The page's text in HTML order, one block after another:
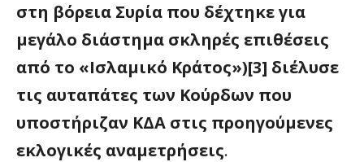
στη βόρεια Συρία που δέχτηκε για
μεγάλο διάστημα σκληρές επιθέσεις
από το «Ισλαμικό Κράτος»)[3] διέλυσε
τις αυταπάτες των Κούρδων που
υποστήριζαν ΚΔΑ στις προηγούμενες
εκλογικές αναμετρήσεις.